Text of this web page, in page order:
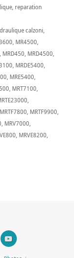
, reparation
calzoni,
, MR4500,
, MRD450, MRD4500,
, MRDE5400,
, MRE5400,
, MRT7100,
,
MRTF7800, MRTF9900,
, MRV7000,
, MRVE8200,